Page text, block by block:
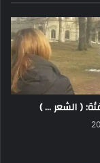
( الشعر … )